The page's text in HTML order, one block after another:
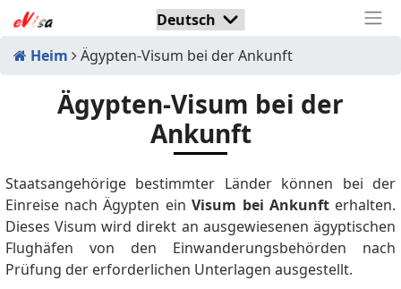
Heim Ägypten-Visum bei der Ankunft
Ägypten-Visum bei der
Ankunft
Staatsangehörige bestimmter Länder können bei der
Einreise nach Ägypten einVisum bei Ankunfterhalten.
Dieses Visum wird direkt an ausgewiesenen ägyptischen
Flughäfen von den Einwanderungsbehörden nach
Prüfung der erforderlichen Unterlagen ausgestellt.